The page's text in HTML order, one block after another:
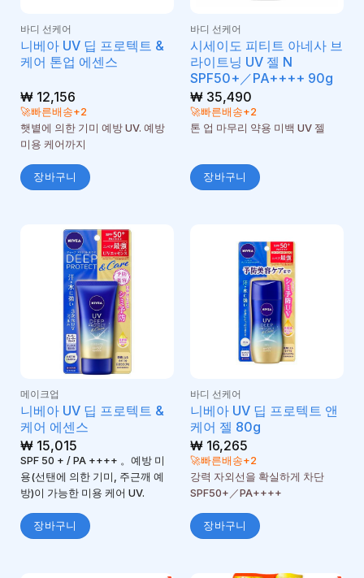
바디 선케어
니베아 UV 딥 프로텍트 &
케어 톤업 에센스
₩12,156
🚀빠른배송+2
햇볕에 의한 기미 예방 UV. 예방
미용 케어까지
장바구니
바디 선케어
시세이도 피티트 아네사 브
라이트닝 UV 젤 N
SPF50+／PA++++ 90g
₩35,490
🚀빠른배송+2
톤 업 마무리 약용 미백 UV 젤
장바구니
메이크업
니베아 UV 딥 프로텍트 &
케어 에센스
₩15,015
SPF 50 + / PA ++++ 。예방 미
용(선탠에 의한 기미, 주근깨 예
방)이 가능한 미용 케어 UV.
장바구니
바디 선케어
니베아 UV 딥 프로텍트 앤
케어 젤 80g
₩16,265
🚀빠른배송+2
강력 자외선을 확실하게 차단
SPF50+／PA++++
장바구니